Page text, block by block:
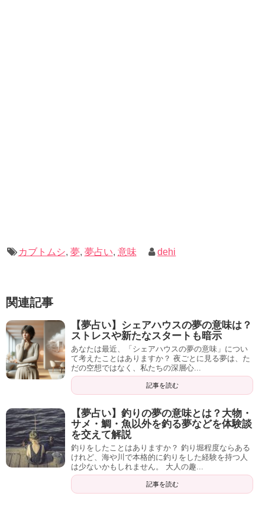
カブトムシ, 夢, 夢占い, 意味 dehi
関連記事
【夢占い】シェアハウスの夢の意味は？
ストレスや新たなスタートも暗示
あなたは最近、「シェアハウスの夢の意味」につい
て考えたことはありますか？ 夜ごとに見る夢は、た
だの空想ではなく、私たちの深層心...
記事を読む
【夢占い】釣りの夢の意味とは？大物・
サメ・鯛・魚以外を釣る夢などを体験談
を交えて解説
釣りをしたことはありますか？ 釣り堀程度ならある
けれど、海や川で本格的に釣りをした経験を持つ人
は少ないかもしれません。 大人の趣...
記事を読む